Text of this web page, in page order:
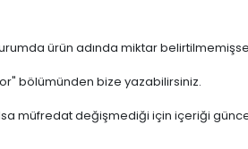
ürün adında miktar
bölümünden bize yazabilirsiniz.
müfredat değişmediği için içeriği